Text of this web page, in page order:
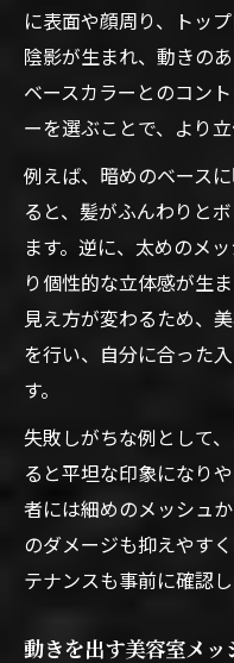
に表面や顔周り、トッ
陰影が生まれ、動きの
ベースカラーとのコン
ーを選ぶことで、より
例えば、暗めのベース
ると、髪がふんわりと
ます。逆に、太めのメ
り個性的な立体感が生
見え方が変わるため、
を行い、自分に合った
す。
失敗しがちな例として
ると平坦な印象になり
者には細めのメッシュ
のダメージも抑えやす
テナンスも事前に確認し
動きを出す美容室メッ